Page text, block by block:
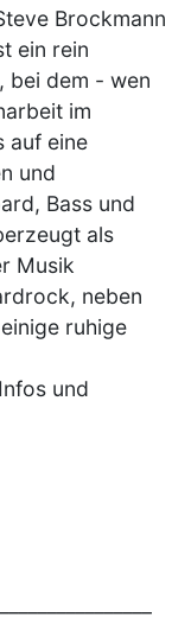
Brockmann
ein rein
bei dem - wen
im
auf eine
und
Bass und
als
Musik
neben
ruhige
und